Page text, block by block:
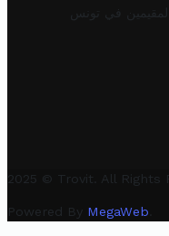
في تونس
2025 © Trovit. All Rights
Powered By MegaWeb